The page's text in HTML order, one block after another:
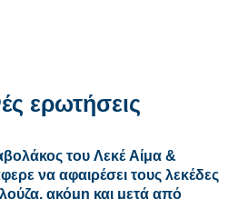
ερωτήσεις
του Λεκέ Αίμα &
να αφαιρέσει τους λεκέδες
ακόμη και μετά από